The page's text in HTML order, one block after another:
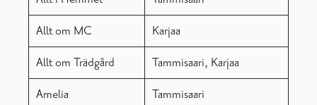
Allt om MC Karjaa
Allt om Trädgård Tammisaari, Karjaa
Amelia Tammisaari